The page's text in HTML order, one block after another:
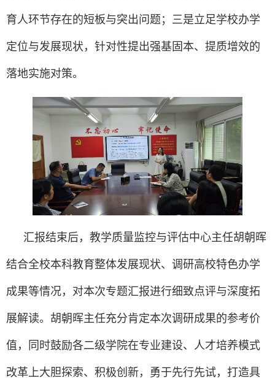
育人环节存在的短板与突出问题；三是立足学校办学
定位与发展现状，针对性提出强基固本、提质增效的
落地实施对策。
汇报结束后，教学质量监控与评估中心主任胡朝晖
结合全校本科教育整体发展现状、调研高校特色办学
成果等情况，对本次专题汇报进行细致点评与深度拓
展解读。胡朝晖主任充分肯定本次调研成果的参考价
值，同时鼓励各二级学院在专业建设、人才培养模式
改革上大胆探索、积极创新，勇于先行先试，打造具